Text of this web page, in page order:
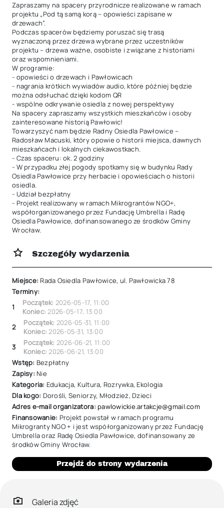
Zapraszamy na spacery przyrodnicze realizowane w ramach
projektu „Pod tą samą korą – opowieści zapisane w
drzewach”.
Podczas spacerów będziemy poruszać się trasą
wyznaczoną przez drzewa wybrane przez uczestników
projektu – drzewa ważne, osobiste i związane z historiami
oraz wspomnieniami.
W programie:
- opowieści o drzewach i Pawłowicach
- nagrania krótkich wywiadów audio, które później będzie
można odsłuchać dzięki kodom QR
- wspólne odkrywanie osiedla z nowej perspektywy
Na spacery zapraszamy wszystkich mieszkańców i osoby
zainteresowane historią Pawłowic!
Towarzyszyć nam będzie Radny Osiedla Pawłowice –
Radosław Macuski, który opowie o historii miejsca, dawnych
mieszkańcach i lokalnych ciekawostkach.
- Czas spaceru: ok. 2 godziny
- W przypadku złej pogody spotkamy się w budynku Rady
Osiedla Pawłowice przy herbacie i opowieściach o historii
osiedla.
- Udział bezpłatny
- Projekt realizowany w ramach Mikrograntów NGO+,
współorganizowanego przez Fundację Umbrella i Radę
Osiedla Pawłowice, dofinansowanego ze środków Gminy
Wrocław.
Szczegóły wydarzenia
Miejsce: Rada Osiedla Pawłowice, ul. Pawłowicka 78
Terminy:
1
Początek: 2026-05-17, 11:00
Koniec:2026-05-17, 13:00
2
Początek: 2026-05-31, 11:00
Koniec:2026-05-31, 13:00
3
Początek: 2026-06-21, 11:00
Koniec:2026-06-21, 13:00
Wstęp: Bezpłatny
Zapisy: Nie
Kategoria: Edukacja, Kultura, Rozrywka, Ekologia
Dla kogo: Dorośli, Seniorzy, Młodzież, Dzieci
Adres e-mail organizatora:pawlowickie.artakcje@gmail.com
Finansowanie: Projekt powstał w ramach programu
Mikrogranty NGO + i jest współorganizowany przez Fundację
Umbrella oraz Radę Osiedla Pawłowice, dofinansowany ze
środków Gminy Wrocław.
Przejdź do strony wydarzenia
Galeria zdjęć